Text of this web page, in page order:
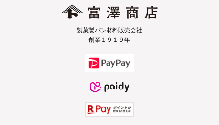
製菓製パン材料販売会社
創業１９１９年